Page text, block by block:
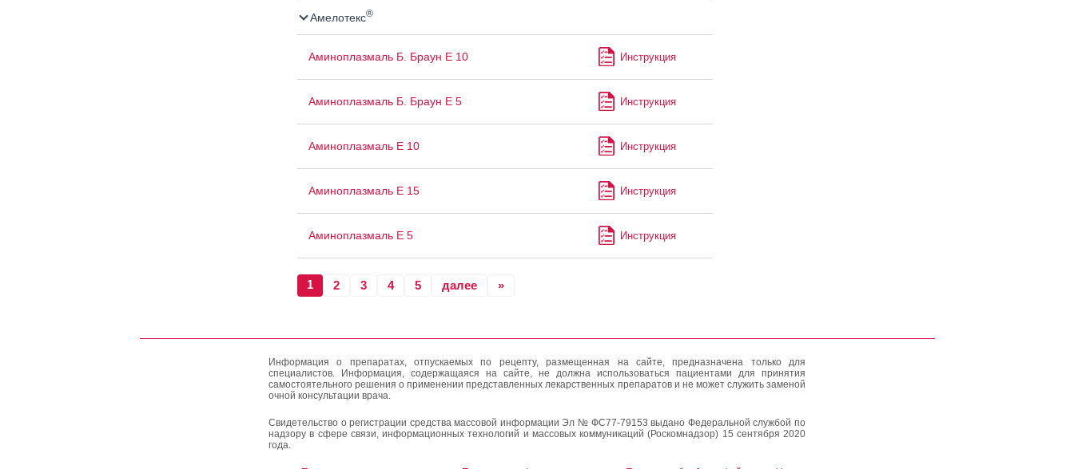
Амелотекс®
Аминоплазмаль Б. Браун Е 10 Инструкция
Аминоплазмаль Б. Браун Е 5 Инструкция
Аминоплазмаль Е 10 Инструкция
Аминоплазмаль Е 15 Инструкция
Аминоплазмаль Е 5 Инструкция
1 2 3 4 5 далее »
Информация о препаратах, отпускаемых по рецепту, размещенная на сайте, предназначена только для
специалистов. Информация, содержащаяся на сайте, не должна использоваться пациентами для принятия
самостоятельного решения о применении представленных лекарственных препаратов и не может служить заменой
очной консультации врача.
Свидетельство о регистрации средства массовой информации Эл № ФС77-79153 выдано Федеральной службой по
надзору в сфере связи, информационных технологий и массовых коммуникаций (Роскомнадзор) 15 сентября 2020
года.